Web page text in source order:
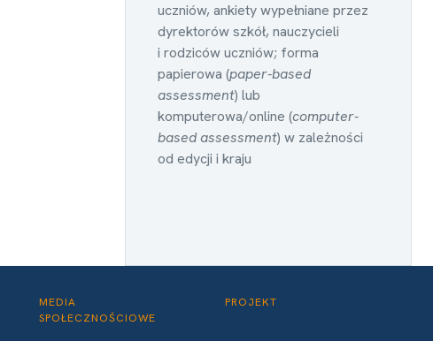
uczniów, ankiety wypełniane przez
dyrektorów szkół, nauczycieli
i rodziców uczniów; forma
papierowa (paper-based
assessment) lub
komputerowa/online (computer-
based assessment) w zależności
od edycji i kraju
MEDIA
SPOŁECZNOŚCIOWE
PROJEKT